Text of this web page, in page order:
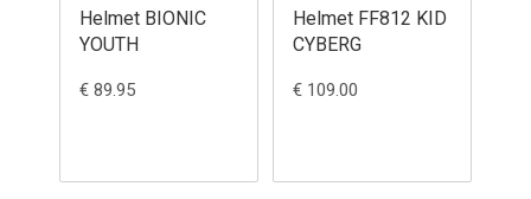
Helmet BIONIC
YOUTH
€ 89.95
Helmet FF812 KID
CYBERG
€ 109.00